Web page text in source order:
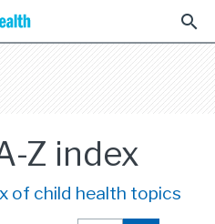
search
Z index
of child health topics